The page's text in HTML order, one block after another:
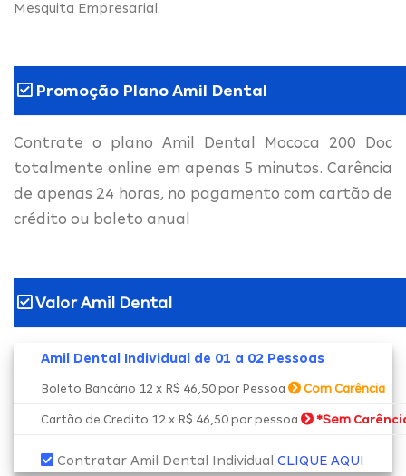
Mesquita Empresarial.
Promoção Plano Amil Dental
Contrate o plano Amil Dental Mococa 200 Doc
totalmente online em apenas 5 minutos. Carência
de apenas 24 horas, no pagamento com cartão de
crédito ou boleto anual
Valor Amil Dental
Amil Dental Individual de 01 a 02 Pessoas
Boleto Bancário 12 x R$ 46,50 por Pessoa Com Carência
Cartão de Credito 12 x R$ 46,50 por pessoa *Sem
Contratar Amil Dental Individual CLIQUE AQUI